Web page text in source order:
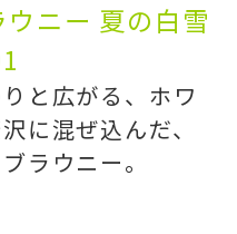
ニー 夏の白雪
と広がる、ホワ
に混ぜ込んだ、
ラウニー。